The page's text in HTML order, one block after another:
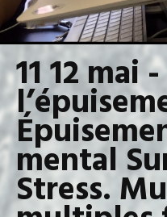
11 12 mai -
mental
Stress.